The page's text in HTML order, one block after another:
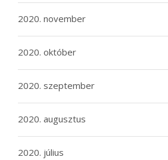
2020. november
2020. október
2020. szeptember
2020. augusztus
2020. július